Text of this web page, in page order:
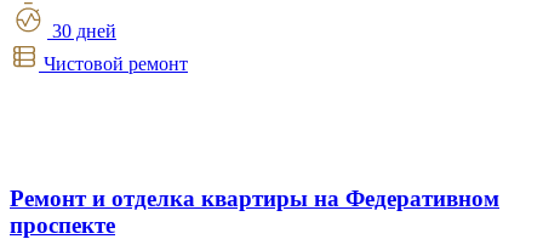
30 дней
Чистовой ремонт
Ремонт и отделка квартиры на Федеративном
проспекте